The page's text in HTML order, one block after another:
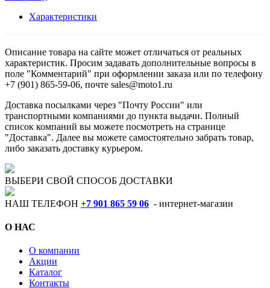
Характеристики
Описание товара на сайте может отличаться от реальных
характеристик. Просим задавать дополнительные вопросы в
поле "Комментарий" при оформлении заказа или по телефону
+7 (901) 865-59-06, почте sales@moto1.ru
Доставка посылками через "Почту России" или
транспортными компаниями до пункта выдачи. Полный
список компаний вы можете посмотреть на странице
"Доставка". Далее вы можете самостоятельно забрать товар,
либо заказать доставку курьером.
ВЫБЕРИ СВОЙ СПОСОБ ДОСТАВКИ
НАШ ТЕЛЕФОН +7 901 865 59 06 - интернет-магазин
О НАС
О компании
Акции
Каталог
Контакты